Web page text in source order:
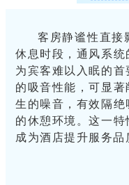
客房静谧性直接
休息时段，通风系
为宾客难以入眠的首
的吸音性能，可显
生的噪音，有效隔
的休憩环境。这一
成为酒店提升服务品